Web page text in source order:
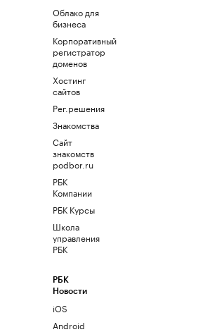
Облако для
бизнеса
Корпоративный
регистратор
доменов
Хостинг
сайтов
Рег.решения
Знакомства
Сайт
знакомств
podbor.ru
РБК
Компании
РБК Курсы
Школа
управления
РБК
РБК
Новости
iOS
Android